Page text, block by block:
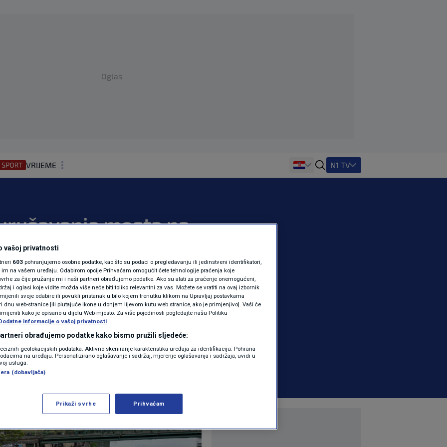
Oglas
VRIJEME
MAGAZIN
KOLUMNE
N1(DIS)INFO
KLIMATSKE PROMJENE
FOTO
VIDEO
N1 TV
mosta na
Gradiška ipak
REGIJA 3 komentara
Više
vašoj privatnosti
603 pohranjujemo osobne podatke, kao što su podaci o pregledavanju ili jedinstveni identifikatori,
na vašem uređaju. Odabirom opcije Prihvaćam omogućit ćete tehnologije praćenja koje
za čije pružanje mi i naši partneri obrađujemo podatke. Ako su alati za praćenje onemogućeni,
i oglasi koje vidite možda više neće biti toliko relevantni za vas. Možete se vratiti na ovaj izbornik
svoje odabire ili povukli pristanak u bilo kojem trenutku klikom na Upravljaj postavkama
dnu web-stranice [ili plutajuće ikone u donjem lijevom kutu web stranice, ako je primjenjivo]. Vaši će
kako je opisano u dijelu Web-mjesto. Za više pojedinosti pogledajte našu Politiku
informacije o vašoj privatnosti
obrađujemo podatke kako bismo pružili sljedeće:
geolokacijskih podataka. Aktivno skeniranje karakteristika uređaja za identifikaciju. Pohrana
na uređaju. Personalizirano oglašavanje i sadržaj, mjerenje oglašavanja i sadržaja, uvidi u
usluga.
(dobavljača)
Prikaži svrhe Prihvaćam